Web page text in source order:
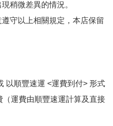
稍微差異的情況。
守以上相關規定，本店保留
以順豐速運 <運費到付> 形式
運費由順豐速運計算及直接